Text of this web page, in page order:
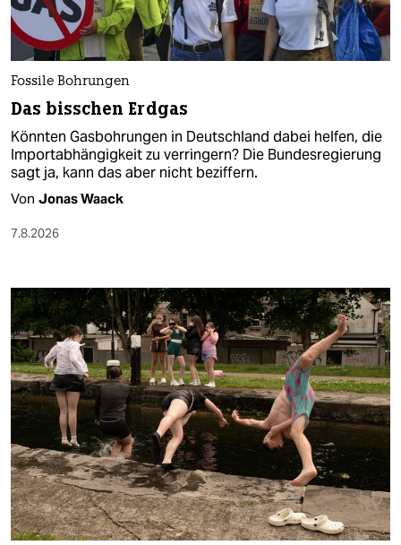
Fossile Bohrungen
Das bisschen Erdgas
Könnten Gasbohrungen in Deutschland dabei helfen, die
Importabhängigkeit zu verringern? Die Bundesregierung
sagt ja, kann das aber nicht beziffern.
Von Jonas Waack
7.8.2026